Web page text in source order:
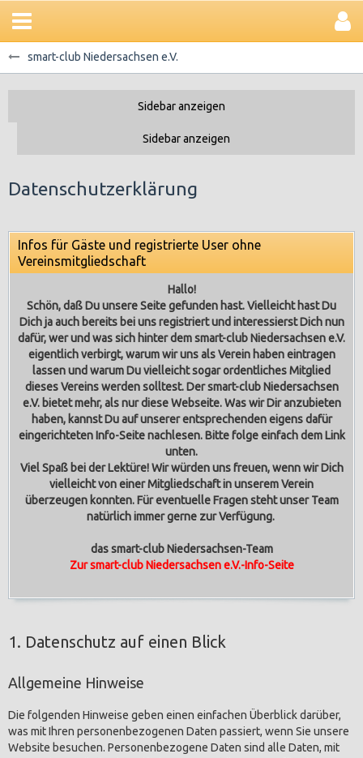
smart-club Niedersachsen e.V.
Datenschutzerklärung
Infos für Gäste und registrierte User ohne
Vereinsmitgliedschaft
Hallo!
Schön, daß Du unsere Seite gefunden hast. Vielleicht hast Du
Dich ja auch bereits bei uns registriert und interessierst Dich nun
dafür, wer und was sich hinter dem smart-club Niedersachsen e.V.
eigentlich verbirgt, warum wir uns als Verein haben eintragen
lassen und warum Du vielleicht sogar ordentliches Mitglied
dieses Vereins werden solltest. Der smart-club Niedersachsen
e.V. bietet mehr, als nur diese Webseite. Was wir Dir anzubieten
haben, kannst Du auf unserer entsprechenden eigens dafür
eingerichteten Info-Seite nachlesen. Bitte folge einfach dem Link
unten.
Viel Spaß bei der Lektüre! Wir würden uns freuen, wenn wir Dich
vielleicht von einer Mitgliedschaft in unserem Verein
überzeugen konnten. Für eventuelle Fragen steht unser Team
natürlich immer gerne zur Verfügung.
das smart-club Niedersachsen-Team
Zur smart-club Niedersachsen e.V.-Info-Seite
1. Datenschutz auf einen Blick
Allgemeine Hinweise
Die folgenden Hinweise geben einen einfachen Überblick darüber,
was mit Ihren personenbezogenen Daten passiert, wenn Sie unsere
Website besuchen. Personenbezogene Daten sind alle Daten, mit